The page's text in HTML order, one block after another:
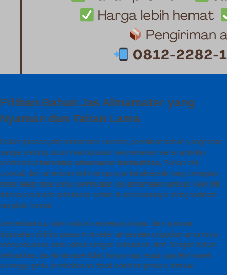
Pilihan Bahan Jas Almamater yang
Nyaman dan Tahan Lama
Dalam proses jahit almamater custom, pemilihan bahan yang tepat
sangat penting untuk menciptakan kenyamanan serta tampilan
profesional konveksi almamater berkualitas, Bahan drill,
tropical, dan american drill mempunyai karakteristik yang beragam
tetapi tetap tepat untuk pembuatan jas almamater kampus Kain drill
dikenal awet dan sulit kusut, selain itu ketebalannya menghadirkan
tampilan formal.
Sementara itu, kain tropical cenderung ringan dan nyaman
digunakan di iklim panas Konveksi almamater unggulan umumnya
menyesuaikan jenis bahan dengan kebutuhan klien Dengan bahan
berkualitas, jas almamater tidak hanya rapi tetapi juga lebih awet,
sehingga perlu pembahasan detail sebelum proses dimulai